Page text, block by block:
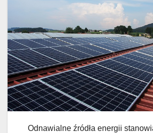
Odnawialne źródła energii